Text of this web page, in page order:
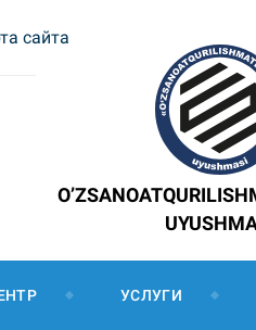
сайта
УСЛУГИ